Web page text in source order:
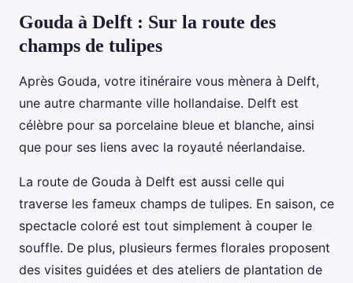
Gouda à Delft : Sur la route des
champs de tulipes
Après Gouda, votre itinéraire vous mènera à Delft,
une autre charmante ville hollandaise. Delft est
célèbre pour sa porcelaine bleue et blanche, ainsi
que pour ses liens avec la royauté néerlandaise.
La route de Gouda à Delft est aussi celle qui
traverse les fameux champs de tulipes. En saison, ce
spectacle coloré est tout simplement à couper le
souffle. De plus, plusieurs fermes florales proposent
des visites guidées et des ateliers de plantation de